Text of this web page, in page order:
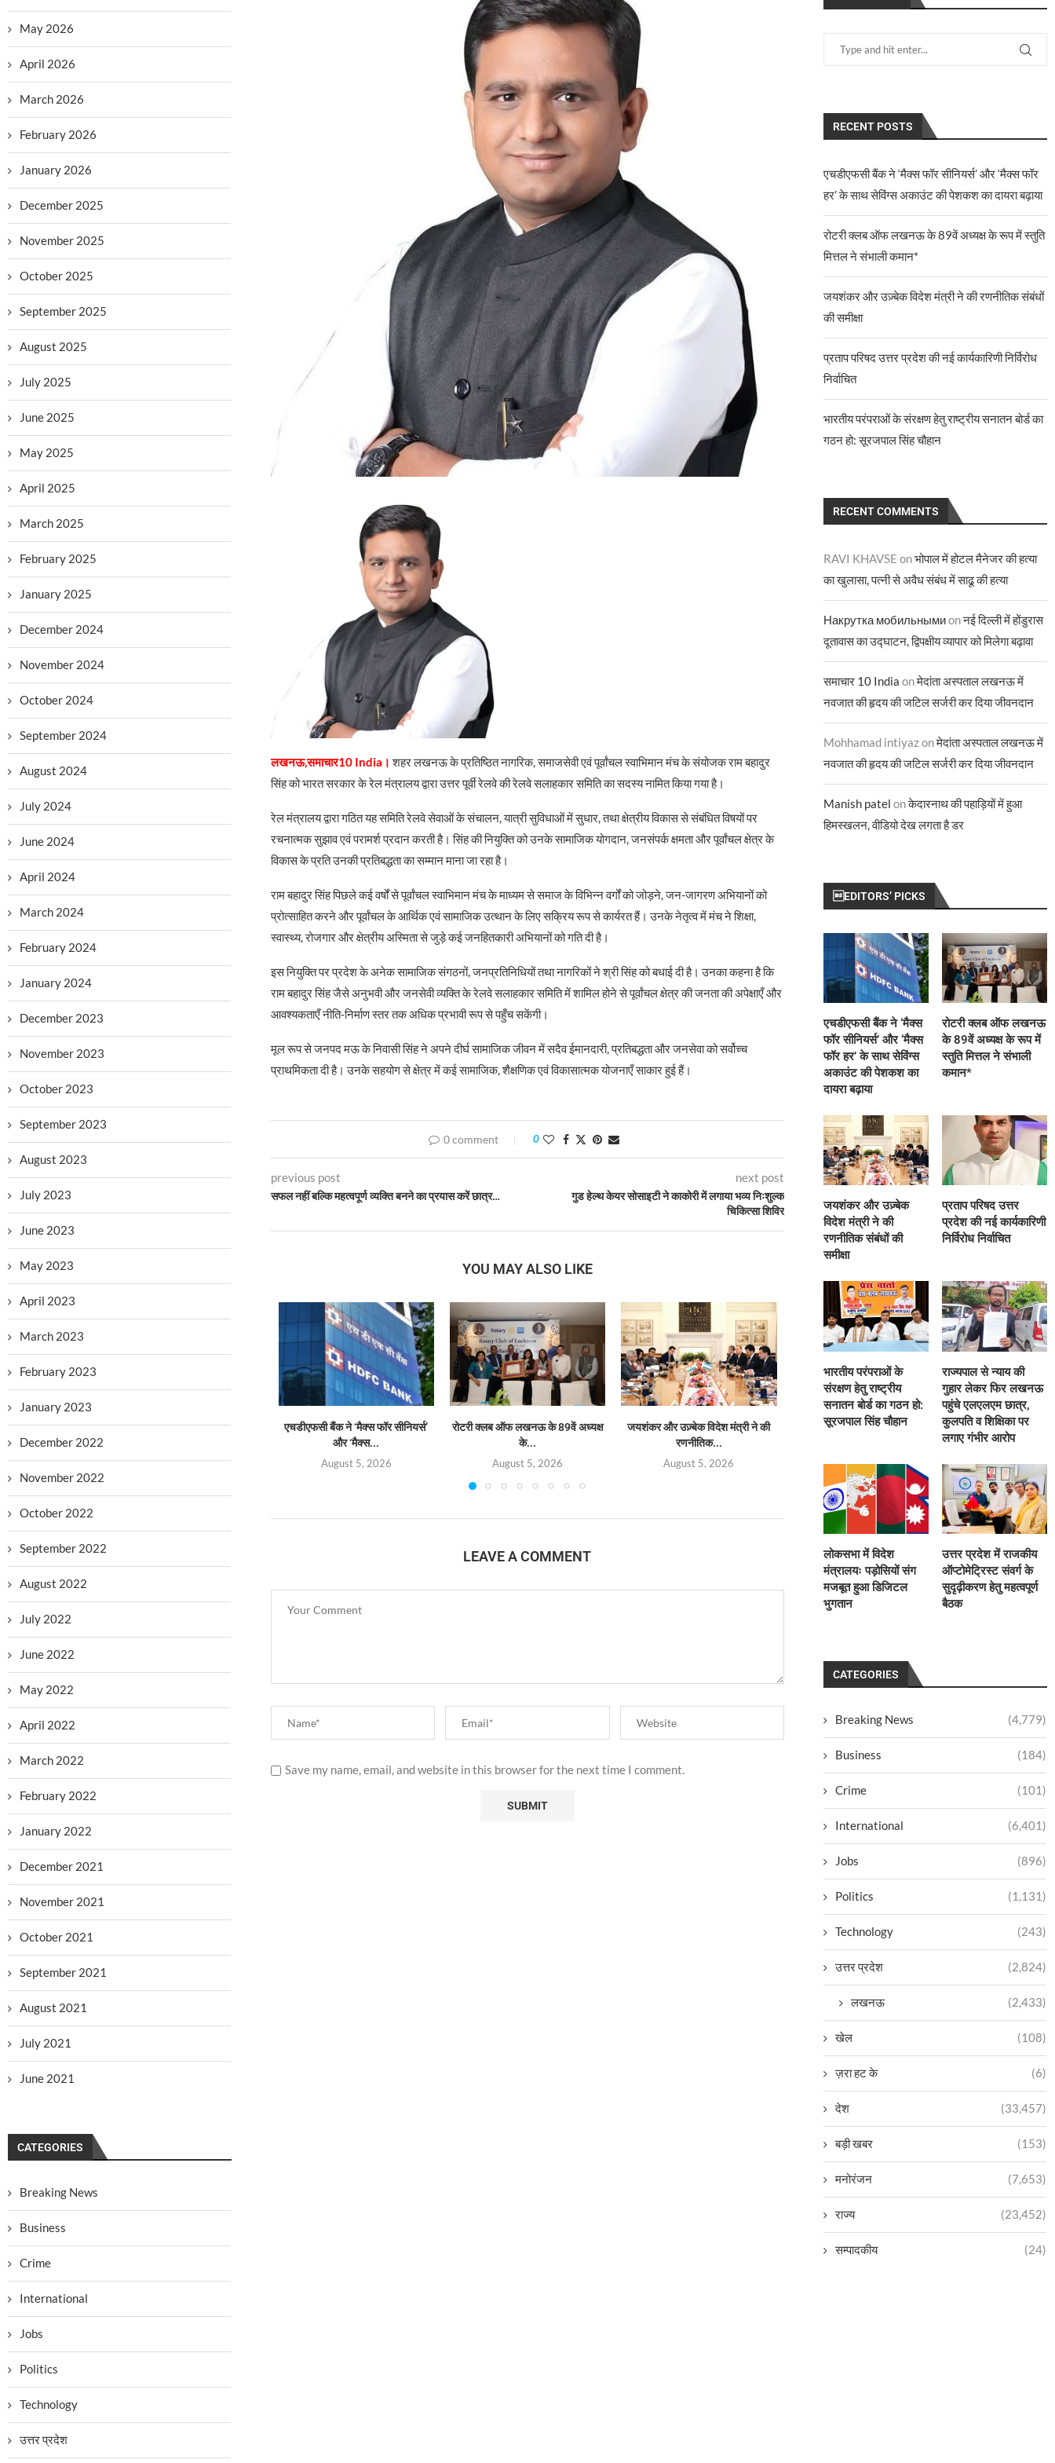
लखनऊ,समाचार10 India। शहर लखनऊ के प्रतिष्ठित नागरिक, समाजसेवी एवं पूर्वांचल स्वाभिमान मंच के संयोजक राम बहादुर
सिंह को भारत सरकार के रेल मंत्रालय द्वारा उत्तर पूर्वी रेलवे की रेलवे सलाहकार समिति का सदस्य नामित किया गया है।
रेल मंत्रालय द्वारा गठित यह समिति रेलवे सेवाओं के संचालन, यात्री सुविधाओं में सुधार, तथा क्षेत्रीय विकास से संबंधित विषयों पर
रचनात्मक सुझाव एवं परामर्श प्रदान करती है। सिंह की नियुक्ति को उनके सामाजिक योगदान, जनसंपर्क क्षमता और पूर्वांचल क्षेत्र के
विकास के प्रति उनकी प्रतिबद्धता का सम्मान माना जा रहा है।
राम बहादुर सिंह पिछले कई वर्षों से पूर्वांचल स्वाभिमान मंच के माध्यम से समाज के विभिन्न वर्गों को जोड़ने, जन-जागरण अभियानों को
प्रोत्साहित करने और पूर्वांचल के आर्थिक एवं सामाजिक उत्थान के लिए सक्रिय रूप से कार्यरत हैं। उनके नेतृत्व में मंच ने शिक्षा,
स्वास्थ्य, रोजगार और क्षेत्रीय अस्मिता से जुड़े कई जनहितकारी अभियानों को गति दी है।
इस नियुक्ति पर प्रदेश के अनेक सामाजिक संगठनों, जनप्रतिनिधियों तथा नागरिकों ने श्री सिंह को बधाई दी है। उनका कहना है कि
राम बहादुर सिंह जैसे अनुभवी और जनसेवी व्यक्ति के रेलवे सलाहकार समिति में शामिल होने से पूर्वांचल क्षेत्र की जनता की अपेक्षाएँ और
आवश्यकताएँ नीति-निर्माण स्तर तक अधिक प्रभावी रूप से पहुँच सकेंगी।
मूल रूप से जनपद मऊ के निवासी सिंह ने अपने दीर्घ सामाजिक जीवन में सदैव ईमानदारी, प्रतिबद्धता और जनसेवा को सर्वोच्च
प्राथमिकता दी है। उनके सहयोग से क्षेत्र में कई सामाजिक, शैक्षणिक एवं विकासात्मक योजनाएँ साकार हुई हैं।
0 comment 0
previous post
सफल नहीं बल्कि महत्वपूर्ण व्यक्ति बनने का प्रयास करें छात्र…
next post
गुड हेल्थ केयर सोसाइटी ने काकोरी में लगाया भव्य निःशुल्क
चिकित्सा शिविर
YOU MAY ALSO LIKE
एचडीएफसी बैंक ने ‘मैक्स फॉर सीनियर्स’
और ‘मैक्स...
August 5, 2026
रोटरी क्लब ऑफ लखनऊ के 89वें अध्यक्ष
के...
August 5, 2026
जयशंकर और उज़्बेक विदेश मंत्री ने की
रणनीतिक...
August 5, 2026
प्रताप परिषद उत्तर प्रदेश की नई
August 4, 2026
भारतीय परंपराओं के
सनातन
August 4,
LEAVE A COMMENT
Save my name, email, and website in this browser for the next time I comment.
RECENT POSTS
एचडीएफसी बैंक ने ‘मैक्स फॉर सीनियर्स’ और ‘मैक्स फॉर
हर’ के साथ सेविंग्स अकाउंट की पेशकश का दायरा बढ़ाया
रोटरी क्लब ऑफ लखनऊ के 89वें अध्यक्ष के रूप में स्तुति
मित्तल ने संभाली कमान*
जयशंकर और उज़्बेक विदेश मंत्री ने की रणनीतिक संबंधों
की समीक्षा
प्रताप परिषद उत्तर प्रदेश की नई कार्यकारिणी निर्विरोध
निर्वाचित
भारतीय परंपराओं के संरक्षण हेतु राष्ट्रीय सनातन बोर्ड का
गठन हो: सूरजपाल सिंह चौहान
RECENT COMMENTS
RAVI KHAVSE onभोपाल में होटल मैनेजर की हत्या
का खुलासा, पत्नी से अवैध संबंध में साढू की हत्या
Накрутка мобильнымиonनई दिल्ली में होंडुरास
दूतावास का उद्घाटन, द्विपक्षीय व्यापार को मिलेगा बढ़ावा
समाचार 10 India onमेदांता अस्पताल लखनऊ में
नवजात की हृदय की जटिल सर्जरी कर दिया जीवनदान
Mohhamad intiyazonमेदांता अस्पताल लखनऊ में
नवजात की हृदय की जटिल सर्जरी कर दिया जीवनदान
Manish patel onकेदारनाथ की पहाड़ियों में हुआ
हिमस्खलन, वीडियो देख लगता है डर
EDITORS’ PICKS
एचडीएफसी बैंक ने ‘मैक्स
फॉर सीनियर्स’ और ‘मैक्स
फॉर हर’ के साथ सेविंग्स
अकाउंट की पेशकश का
दायरा बढ़ाया
रोटरी क्लब ऑफ लखनऊ
के 89वें अध्यक्ष के रूप में
स्तुति मित्तल ने संभाली
कमान*
जयशंकर और उज़्बेक
विदेश मंत्री ने की
रणनीतिक संबंधों की
समीक्षा
प्रताप परिषद उत्तर
प्रदेश की नई कार्यकारिणी
निर्विरोध निर्वाचित
भारतीय परंपराओं के
संरक्षण हेतु राष्ट्रीय
सनातन बोर्ड का गठन हो:
सूरजपाल सिंह चौहान
राज्यपाल से न्याय की
गुहार लेकर फिर लखनऊ
पहुंचे एलएलएम छात्र,
कुलपति व शिक्षिका पर
लगाए गंभीर आरोप
लोकसभा में विदेश
मंत्रालयः पड़ोसियों संग
मजबूत हुआ डिजिटल
भुगतान
उत्तर प्रदेश में राजकीय
ऑप्टोमेट्रिस्ट संवर्ग के
सुदृढ़ीकरण हेतु महत्वपूर्ण
बैठक
CATEGORIES
Breaking News (4,779)
Business (184)
Crime (101)
International (6,401)
Jobs (896)
Politics (1,131)
Technology (243)
उत्तर प्रदेश (2,824)
लखनऊ (2,433)
खेल (108)
ज़रा हट के (6)
देश (33,457)
बड़ी खबर (153)
मनोरंजन (7,653)
राज्य (23,452)
सम्पादकीय (24)
May 2026
April 2026
March 2026
February 2026
January 2026
December 2025
November 2025
October 2025
September 2025
August 2025
July 2025
June 2025
May 2025
April 2025
March 2025
February 2025
January 2025
December 2024
November 2024
October 2024
September 2024
August 2024
July 2024
June 2024
April 2024
March 2024
February 2024
January 2024
December 2023
November 2023
October 2023
September 2023
August 2023
July 2023
June 2023
May 2023
April 2023
March 2023
February 2023
January 2023
December 2022
November 2022
October 2022
September 2022
August 2022
July 2022
June 2022
May 2022
April 2022
March 2022
February 2022
January 2022
December 2021
November 2021
October 2021
September 2021
August 2021
July 2021
June 2021
CATEGORIES
Breaking News
Business
Crime
International
Jobs
Politics
Technology
उत्तर प्रदेश